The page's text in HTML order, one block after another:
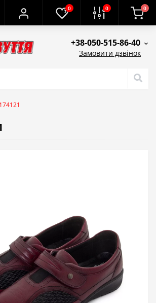
0 0 0
+38-050-515-86-40
Замовити дзвінок